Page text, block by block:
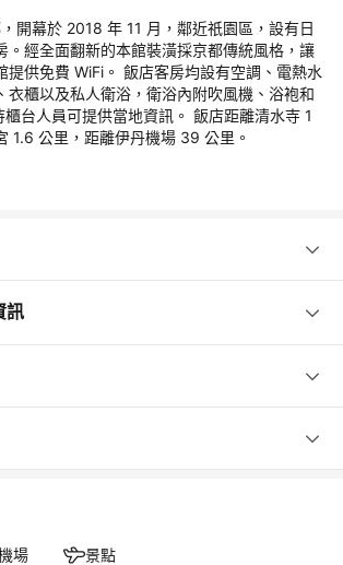
開幕於 2018 年 11 月，鄰近祇園區，設有日
。經全面翻新的本館裝潢採京都傳統風格，讓
提供免費 WiFi。 飯店客房均設有空調、電熱水
衣櫃以及私人衛浴，衛浴內附吹風機、浴袍和
台人員可提供當地資訊。 飯店距離清水寺 1
1.6 公里，距離伊丹機場 39 公里。
訊
場 景點